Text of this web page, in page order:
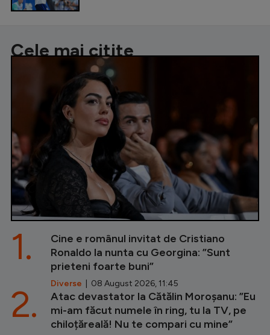
Cele mai citite
Cine e românul invitat de Cristiano
Ronaldo la nunta cu Georgina: ”Sunt
prieteni foarte buni”
Diverse | 08 August 2026, 11:45
1.
Atac devastator la Cătălin Moroșanu: ”Eu
mi-am făcut numele în ring, tu la TV, pe
chiloțăreală! Nu te compari cu mine”
2.